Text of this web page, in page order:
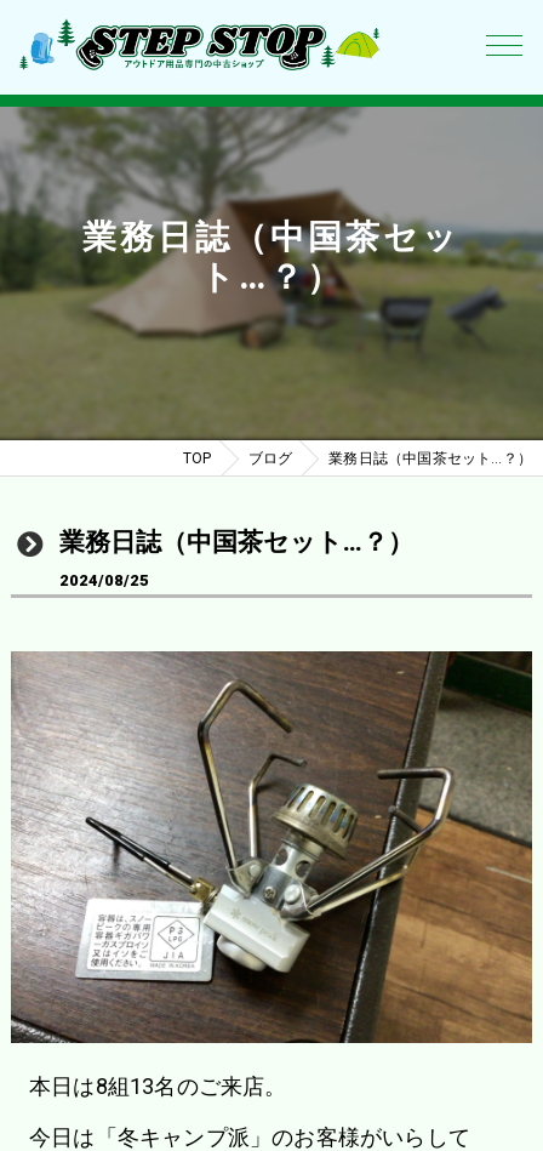
業務日誌（中国茶セッ
ト…？）
TOP ブログ 業務日誌（中国茶セット…？）
業務日誌（中国茶セット…？）
2024/08/25
本日は8組13名のご来店。
今日は「冬キャンプ派」のお客様がいらして